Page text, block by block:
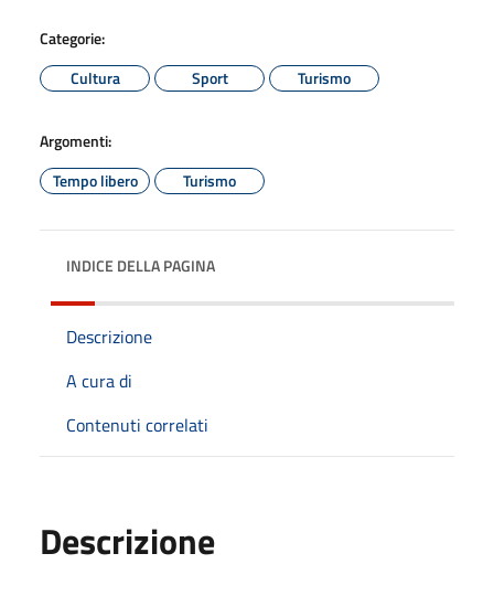
Categorie:
Cultura
Sport Turismo
Argomenti:
Tempo libero
Turismo
INDICE DELLA PAGINA
Descrizione
A cura di
Contenuti correlati
Descrizione